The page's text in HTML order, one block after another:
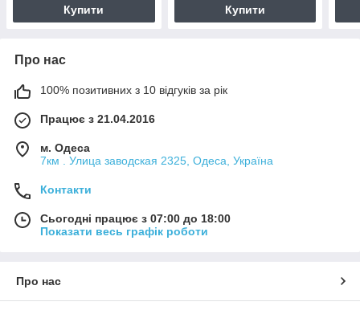
Купити Купити
Про нас
100% позитивних з 10 відгуків за рік
Працює з 21.04.2016
м. Одеса
7км . Улица заводская 2325, Одеса, Україна
Контакти
Сьогодні працює з 07:00 до 18:00
Показати весь графік роботи
Про нас